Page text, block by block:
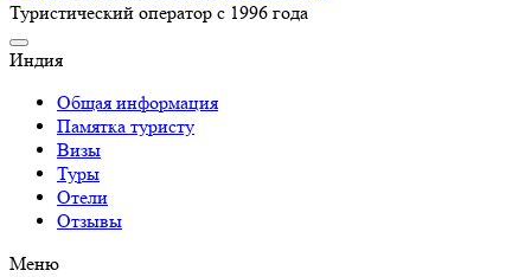
Туристический оператор с 1996 года
Индия
Общая информация
Памятка туристу
Визы
Туры
Отели
Отзывы
Меню